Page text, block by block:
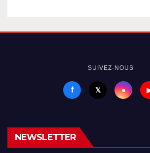
SUIVEZ-NOUS
f 𝕏 ●
NEWSLETTER